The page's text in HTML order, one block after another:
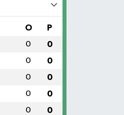
O P
0 0
0 0
0 0
0 0
0 0